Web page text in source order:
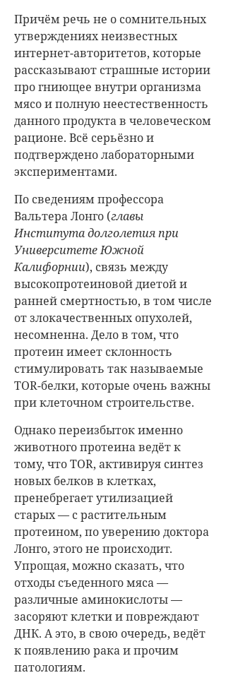
Причём речь не о сомнительных
утверждениях неизвестных
интернет-авторитетов, которые
рассказывают страшные истории
про гниющее внутри организма
мясо и полную неестественность
данного продукта в человеческом
рационе. Всё серьёзно и
подтверждено лабораторными
экспериментами.
По сведениям профессора
Вальтера Лонго (главы
Института долголетия при
Университете Южной
Калифорнии), связь между
высокопротеиновой диетой и
ранней смертностью, в том числе
от злокачественных опухолей,
несомненна. Дело в том, что
протеин имеет склонность
стимулировать так называемые
TOR-белки, которые очень важны
при клеточном строительстве.
Однако переизбыток именно
животного протеина ведёт к
тому, что TOR, активируя синтез
новых белков в клетках,
пренебрегает утилизацией
старых — с растительным
протеином, по уверению доктора
Лонго, этого не происходит.
Упрощая, можно сказать, что
отходы съеденного мяса —
различные аминокислоты —
засоряют клетки и повреждают
ДНК. А это, в свою очередь, ведёт
к появлению рака и прочим
патологиям.